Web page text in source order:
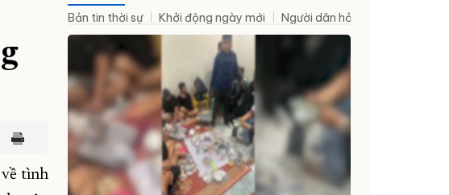
tình
Bản tin thời sự Khởi động ngày mới Người dân hỏi – Cơ quan nhà